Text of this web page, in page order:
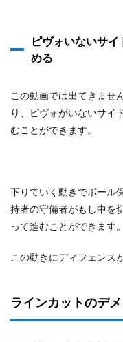
ピヴォいないサ
める
この動画では出てきませ
り、ピヴォがいないサイ
むことができます。
下りていく動きでボール
持者の守備者がもし中を
って進むことができます。
この動きにディフェンス
ラインカットのデ